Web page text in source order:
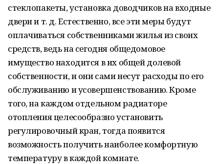
стеклопакеты, установка доводчиков на входные
двери и т. д. Естественно, все эти меры будут
оплачиваться собственниками жилья из своих
средств, ведь на сегодня общедомовое
имущество находится в их общей долевой
собственности, и они сами несут расходы по его
обслуживанию и усовершенствованию. Кроме
того, на каждом отдельном радиаторе
отопления целесообразно установить
регулировочный кран, тогда появится
возможность получить наиболее комфортную
температуру в каждой комнате.